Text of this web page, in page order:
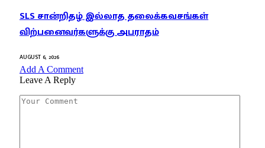
SLS சான்றிதழ் இல்லாத தலைக்கவசங்கள்
விற்பனைவர்களுக்கு அபராதம்
AUGUST 6, 2026
Add A Comment
Leave A Reply